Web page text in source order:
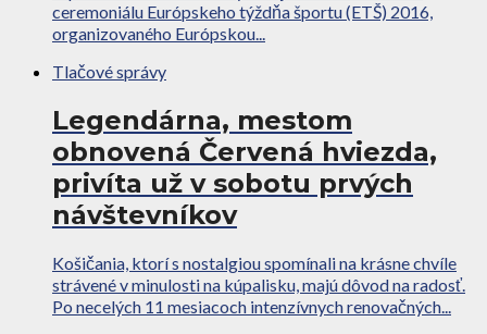
ceremoniálu Európskeho týždňa športu (ETŠ) 2016,
organizovaného Európskou...
Tlačové správy
Legendárna, mestom
obnovená Červená hviezda,
privíta už v sobotu prvých
návštevníkov
Košičania, ktorí s nostalgiou spomínali na krásne chvíle
strávené v minulosti na kúpalisku, majú dôvod na radosť.
Po necelých 11 mesiacoch intenzívnych renovačných...